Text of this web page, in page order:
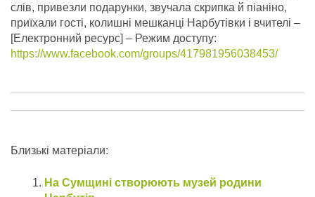
слів, привезли подарунки, звучала скрипка й піаніно,
приїхали гості, колишні мешканці Нарбутівки і вчителі –
[Електронний ресурс] – Режим доступу:
https://www.facebook.com/groups/417981956038453/
Близькі матеріали:
На Сумщині створюють музей родини